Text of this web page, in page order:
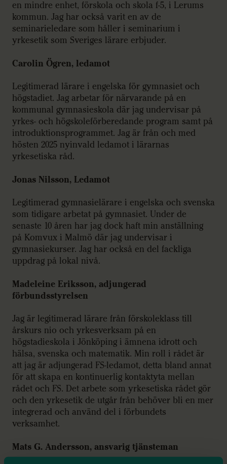
en mindre enhet, förskola och skola f-5, i Lerums
kommun. Jag har också varit en av de
seminarieledare som håller i seminarium i
yrkesetik som Sveriges lärare erbjuder.
Carolin Ögren, ledamot
Legitimerad lärare i engelska för gymnasiet och
högstadiet. Jag arbetar för närvarande på en
kommunal gymnasieskola där jag undervisar på
yrkes- och högskoleförberedande program samt på
introduktionsprogrammet. Jag är från och med
hösten 2025 nyinvald ledamot i lärarnas
yrkesetiska råd.
Jonas Nilsson, Ledamot
Legitimerad gymnasielärare i engelska och svenska
som tidigare arbetat på gymnasiet. Under de
senaste 10 åren har jag dock haft min anställning
på Komvux i Malmö där jag undervisar i
gymnasiekurser. Jag har också en del fackliga
uppdrag på lokal nivå.
Madeleine Eriksson, adjungerad
förbundsstyrelsen
Jag är legitimerad lärare från förskoleklass till
årskurs nio och yrkesverksam på en
högstadieskola i Jönköping i ämnena idrott och
hälsa, svenska och matematik. Min roll i rådet är
att jag är adjungerad FS-ledamot, detta bland annat
för att skapa en kontinuerlig kontaktyta mellan
rådet och FS. Det arbete som yrkesetiska rådet gör
och den yrkesetik de utgår från behöver bli en mer
integrerad och använd del i förbundets
verksamhet.
Mats G. Andersson, ansvarig tjänsteman